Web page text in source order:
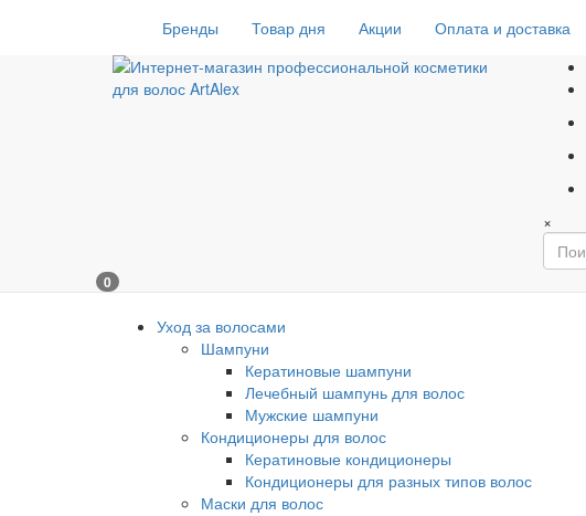
Бренды Товар дня Акции Оплата и доставка
×
0
Уход за волосами
Шампуни
Кератиновые шампуни
Лечебный шампунь для волос
Мужские шампуни
Кондиционеры для волос
Кератиновые кондиционеры
Кондиционеры для разных типов волос
Маски для волос